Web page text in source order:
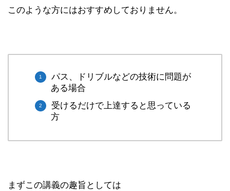
このような方にはおすすめしておりません。
パス、ドリブルなどの技術に問題が
ある場合
受けるだけで上達すると思っている
方
まずこの講義の趣旨としては